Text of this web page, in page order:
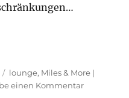
zur Lounge an
Kategorien
lounge, Miles & More |
einen Kommentarzu